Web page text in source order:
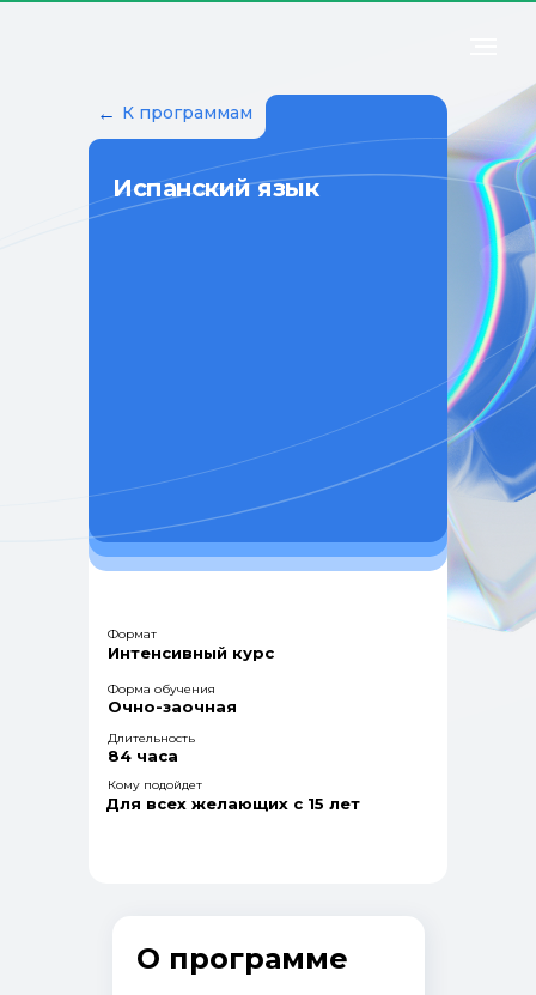
Форма обучения
Очно-заочная
Длительность
84 часа
Для всех желающих с 15 лет
Кому подойдет
Интенсивный курс
Формат
← К программам
Испанский язык
О программе